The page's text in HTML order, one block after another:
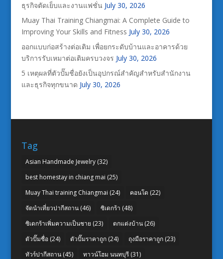
ธุรกิจตัดเย็บและงานแฟชั่น July 30, 2026
Muay Thai Training Chiangmai: A Complete Guide to
Improving Your Skills and Fitness July 30, 2026
ออกแบบก่อสร้างต่อเติม เพื่อยกระดับบ้านและอาคารด้วย
บริการรับเหมาต่อเติมครบวงจร July 30, 2026
5 เหตุผลที่ตัวปั๊มชื่อยังเป็นอุปกรณ์สำคัญสำหรับสำนักงาน
และธุรกิจทุกขนาด July 30, 2026
Tag
Asian Handmade Jewelry(32)
best homestay in chiang mai (25)
Muay Thai training Chiangmai (24) คอนโด (22)
จัดนำเที่ยวปากีสถาน(46) ซิเดกร้า (48)
ซิเดกร้าเพิ่มความเป็นชาย (23) ตกแต่งบ้าน(26)
ตัวปั๊มชื่อ(24) ตัวปั๊มราคาถูก(24) ถุงมือราคาถูก(23)
ทัวร์ปากีสถาน(45) ทาวน์โฮม นนทบุรี(31)